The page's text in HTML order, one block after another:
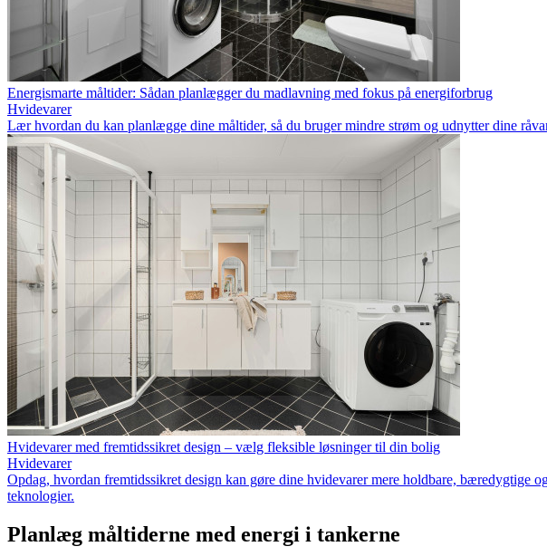
Energismarte måltider: Sådan planlægger du madlavning med fokus på energiforbrug
Hvidevarer
Lær hvordan du kan planlægge dine måltider, så du bruger mindre strøm og udnytter dine
Hvidevarer med fremtidssikret design – vælg fleksible løsninger til din bolig
Hvidevarer
Opdag, hvordan fremtidssikret design kan gøre dine hvidevarer mere holdbare, bæredygtige
teknologier.
Planlæg måltiderne med energi i tankerne